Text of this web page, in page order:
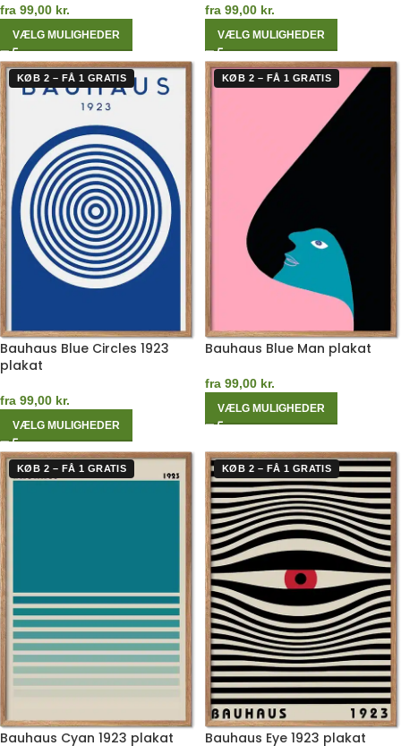
fra 99,00 kr.
VÆLG MULIGHEDER
fra 99,00 kr.
VÆLG MULIGHEDER
KØB 2 – FÅ 1 GRATIS
Bauhaus Blue Circles 1923
plakat
fra 99,00 kr.
VÆLG MULIGHEDER
KØB 2 – FÅ 1 GRATIS
Bauhaus Blue Man plakat
fra 99,00 kr.
VÆLG MULIGHEDER
KØB 2 – FÅ 1 GRATIS
Bauhaus Cyan 1923 plakat
KØB 2 – FÅ 1 GRATIS
Bauhaus Eye 1923 plakat